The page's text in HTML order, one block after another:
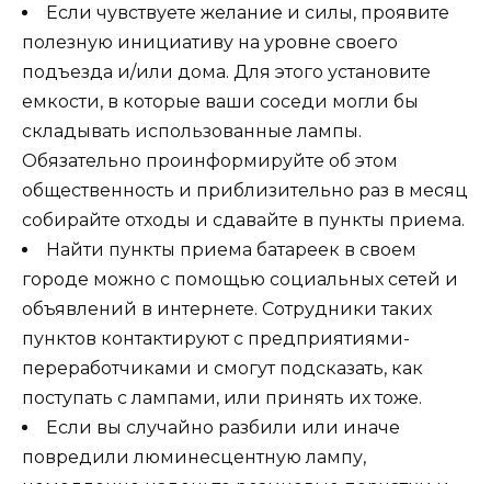
Если чувствуете желание и силы, проявите
полезную инициативу на уровне своего
подъезда и/или дома. Для этого установите
емкости, в которые ваши соседи могли бы
складывать использованные лампы.
Обязательно проинформируйте об этом
общественность и приблизительно раз в месяц
собирайте отходы и сдавайте в пункты приема.
Найти пункты приема батареек в своем
городе можно с помощью социальных сетей и
объявлений в интернете. Сотрудники таких
пунктов контактируют с предприятиями-
переработчиками и смогут подсказать, как
поступать с лампами, или принять их тоже.
Если вы случайно разбили или иначе
повредили люминесцентную лампу,